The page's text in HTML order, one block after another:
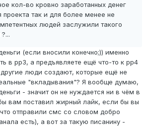
кол-во кровно заработанных денег
проекта так и для более менее не
людей заслужили такого
(если вносили конечно;)) именно
в рр3, а предъявляете ещё что-то к рр4
люди создают, которые ещё не
"вкладывания"? Я вообще думаю,
- значит он не нуждается ни в чём в
вам поставил жирный лайк, если бы вы
отправили смс со словом добро
есть), а вот за такую писанину -